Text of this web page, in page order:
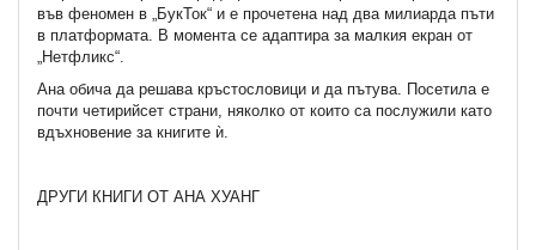
във феномен в „БукТок“ и е прочетена над два милиарда пъти
в платформата. В момента се адаптира за малкия екран от
„Нетфликс“.
Ана обича да решава кръстословици и да пътува. Посетила е
почти четирийсет страни, няколко от които са послужили като
вдъхновение за книгите ѝ.
ДРУГИ КНИГИ ОТ АНА ХУАНГ